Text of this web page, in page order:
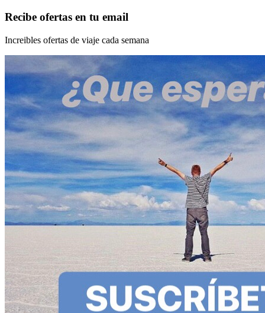
Recibe ofertas en tu email
Increibles ofertas de viaje cada semana